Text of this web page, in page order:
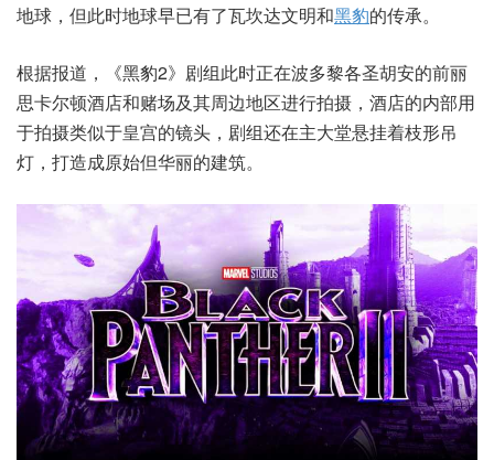
地球，但此时地球早已有了瓦坎达文明和黑豹的传承。
根据报道，《黑豹2》剧组此时正在波多黎各圣胡安的前丽
思卡尔顿酒店和赌场及其周边地区进行拍摄，酒店的内部用
于拍摄类似于皇宫的镜头，剧组还在主大堂悬挂着枝形吊
灯，打造成原始但华丽的建筑。